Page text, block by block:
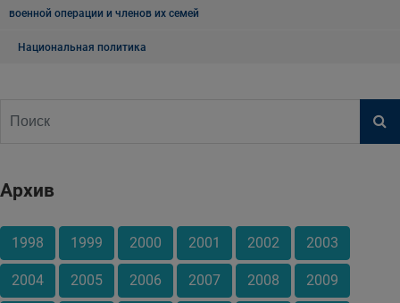
военной операции и членов их семей
Национальная политика
Архив
1998 1999 2000 2001 2002 2003
2004 2005 2006 2007 2008 2009